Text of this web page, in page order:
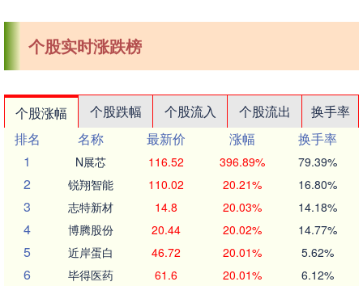
个股实时涨跌榜
个股涨幅 个股跌幅 个股流入 个股流出
换手率
排名
名称 最新价 涨幅
换手率
1
N展芯 116.52 396.89% 79.39%
2 锐翔智能 110.02 20.21% 16.80%
3 志特新材 14.8 20.03% 14.18%
4 博腾股份 20.44 20.02% 14.77%
5 近岸蛋白 46.72 20.01% 5.62%
6 毕得医药 61.6 20.01% 6.12%